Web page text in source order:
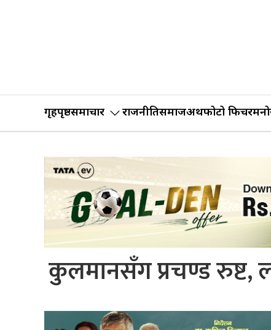
गृहपृष्ठसमाचार राजनीतिसमाजअर्थफोटो फिचर
कुलमानसँग प्रचण्ड रुष्ट,